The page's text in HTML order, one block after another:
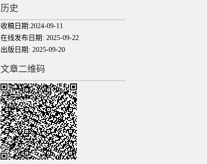
历史
收稿日期:2024-09-11
在线发布日期: 2025-09-22
出版日期: 2025-09-20
文章二维码